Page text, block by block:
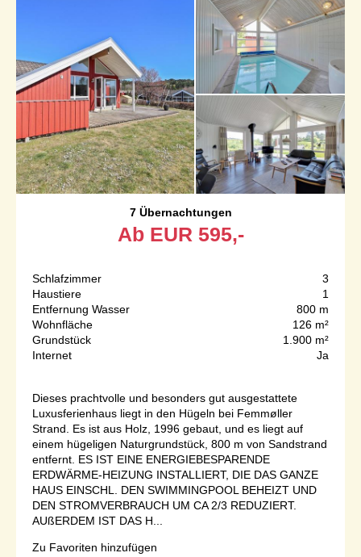
7 Übernachtungen
Ab EUR 595,-
Schlafzimmer
3
Haustiere
1
Entfernung Wasser
800 m
Wohnfläche
126 m²
Grundstück
1.900 m²
Internet
Ja
Dieses prachtvolle und besonders gut ausgestattete
Luxusferienhaus liegt in den Hügeln bei Femmøller
Strand. Es ist aus Holz, 1996 gebaut, und es liegt auf
einem hügeligen Naturgrundstück, 800 m von Sandstrand
entfernt. ES IST EINE ENERGIEBESPARENDE
ERDWÄRME-HEIZUNG INSTALLIERT, DIE DAS GANZE
HAUS EINSCHL. DEN SWIMMINGPOOL BEHEIZT UND
DEN STROMVERBRAUCH UM CA 2/3 REDUZIERT.
AUßERDEM IST DAS H...
Zu Favoriten hinzufügen